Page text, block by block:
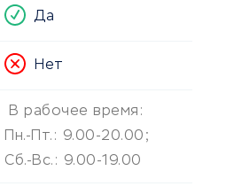
Да
Нет
В рабочее время:
Пн.-Пт.: 9.00-20.00;
Сб.-Вс.: 9.00-19.00